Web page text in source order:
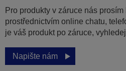
Pro produkty v záruce nás prosím
prostřednictvím online chatu,
je váš produkt po záruce,
Napište nám